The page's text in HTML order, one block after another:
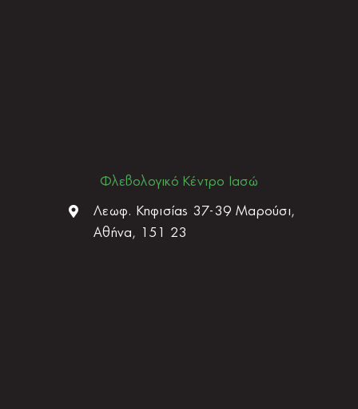
Φλεβολογικό Κέντρο Ιασώ
Λεωφ. Κηφισίας 37-39 Μαρούσι,
Αθήνα, 151 23